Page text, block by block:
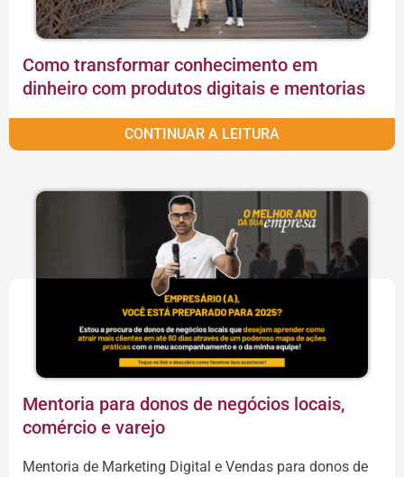
Como transformar conhecimento em
dinheiro com produtos digitais e mentorias
CONTINUAR A LEITURA
Mentoria para donos de negócios locais,
comércio e varejo
Mentoria de Marketing Digital e Vendas para donos de